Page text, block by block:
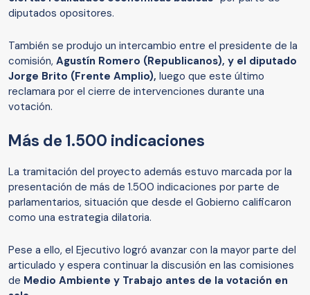
diputados opositores.
También se produjo un intercambio entre el presidente de la
comisión, Agustín Romero (Republicanos), y el diputado
Jorge Brito (Frente Amplio), luego que este último
reclamara por el cierre de intervenciones durante una
votación.
Más de 1.500 indicaciones
La tramitación del proyecto además estuvo marcada por la
presentación de más de 1.500 indicaciones por parte de
parlamentarios, situación que desde el Gobierno calificaron
como una estrategia dilatoria.
Pese a ello, el Ejecutivo logró avanzar con la mayor parte del
articulado y espera continuar la discusión en las comisiones
de Medio Ambiente y Trabajo antes de la votación en